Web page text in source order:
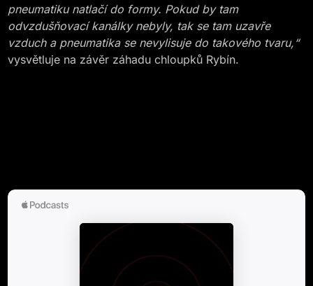
pneumatiku natlačí do formy. Pokud by tam
odvzdušňovací kanálky nebyly, tak se tam uzavře
vzduch a pneumatika se nevylisuje do takového tvaru,“
vysvětluje na závěr záhadu chloupků Rybín.